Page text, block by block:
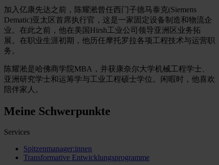
加入亿康先达之前，陈耀淞曾任西门子德马泰克(Siemens
Dematic)亚太区首席执行官，这是一家固定设备制造和物流企
业。在此之前，他在美国Hirsh工业公司领导亚洲区业务拓
展。在职业生涯初期，他历任摩托罗拉各项工程技术与运营职
务。
陈耀淞是哈佛商学院MBA，并获康奈尔大学机械工程学士、
亚洲研究学士和运筹学与工业工程硕士学位。闲暇时，他喜欢
陪伴家人。
Meine Schwerpunkte
Services
Spitzenmanager:innen
Transformative Entwicklungsprogramme